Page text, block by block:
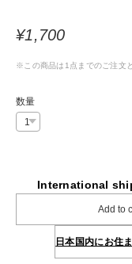
¥1,700
※この商品は1点までのご注文
数量
International
Add to
日本国内にお住